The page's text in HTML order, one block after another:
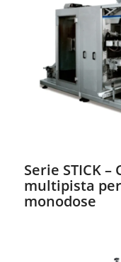
Serie STICK
multipista
monodose